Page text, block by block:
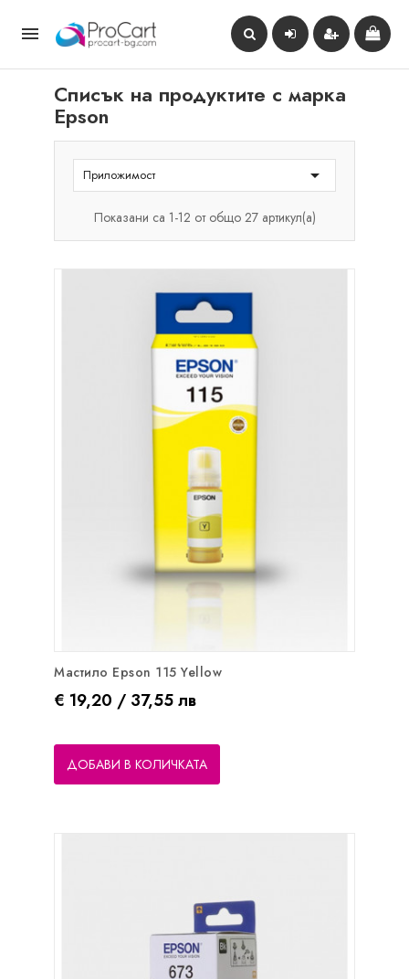

Списък на продуктите с марка
Epson
Приложимост 
Показани са 1-12 от общо 27 артикул(а)
Мастило Epson 115 Yellow
Цена
€ 19,20 / 37,55 лв
ДОБАВИ В КОЛИЧКАТА